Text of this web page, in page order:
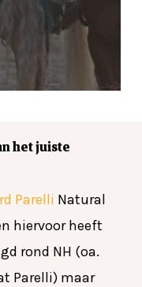
het juiste
Parelli Natural
hiervoor heeft
rond NH (oa.
Parelli) maar